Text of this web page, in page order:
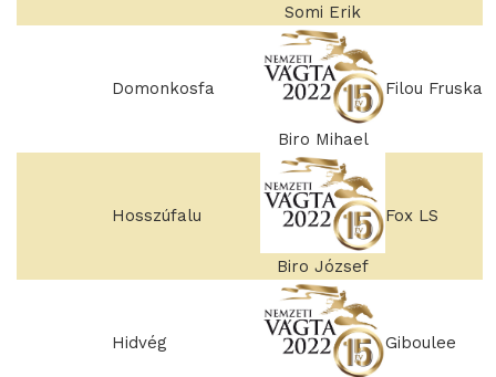
Somi Erik
Domonkosfa
Biro Mihael
Filou Fruska
Hosszúfalu
Biro József
Fox LS
Hidvég Giboulee